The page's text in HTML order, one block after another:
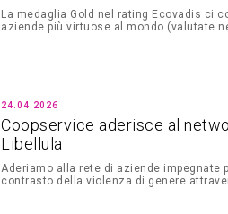
La medaglia Gold nel rating Ecovadis ci
aziende più virtuose al mondo (valutate
24.04.2026
Coopservice aderisce al
Libellula
Aderiamo alla rete di aziende impegnate
contrasto della violenza di genere